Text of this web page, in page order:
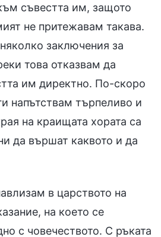
съвестта им, защото
не притежавам такава.
заключения за
това отказвам да
им директно. По-скоро
напътствам търпеливо и
на краищата хората са
да вършат каквото и да
в царството на
на което се
с човечеството. С ръката